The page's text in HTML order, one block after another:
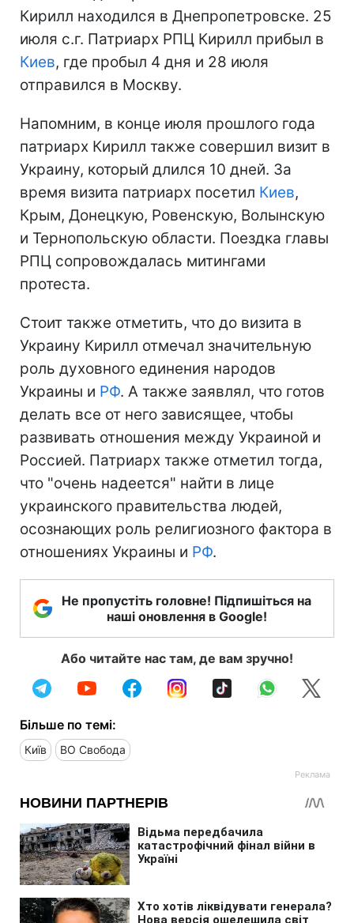
Кирилл находился в Днепропетровске. 25
июля с.г. Патриарх РПЦ Кирилл прибыл в
Киев, где пробыл 4 дня и 28 июля
отправился в Москву.
Напомним, в конце июля прошлого года
патриарх Кирилл также совершил визит в
Украину, который длился 10 дней. За
время визита патриарх посетил Киев,
Крым, Донецкую, Ровенскую, Волынскую
и Тернопольскую области. Поездка главы
РПЦ сопровождалась митингами
протеста.
Стоит также отметить, что до визита в
Украину Кирилл отмечал значительную
роль духовного единения народов
Украины и РФ. А также заявлял, что готов
делать все от него зависящее, чтобы
развивать отношения между Украиной и
Россией. Патриарх также отметил тогда,
что "очень надеется" найти в лице
украинского правительства людей,
осознающих роль религиозного фактора в
отношениях Украины и РФ.
Не пропустіть головне! Підпишіться на
наші оновлення в Google!
Або читайте нас там, де вам зручно!
Більше по темі:
Київ ВО Свобода